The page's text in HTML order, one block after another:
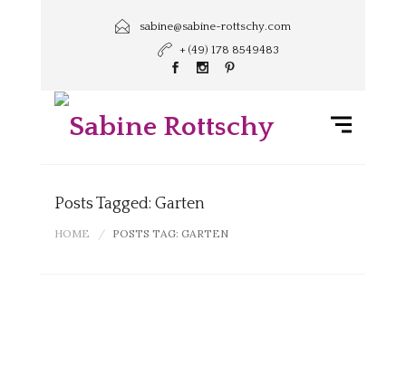
sabine@sabine-rottschy.com
+ (49) 178 8549483
Posts Tagged: Garten
HOME POSTS TAG: GARTEN